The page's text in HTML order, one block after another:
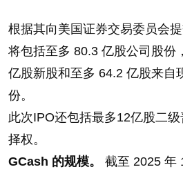
根据其向美国证券交易委员会
将包括至多 80.3 亿股公司股份
亿股新股和至多 64.2 亿股来自
份。
此次IPO还包括最多12亿股二
择权。
GCash 的规模。 截至 2025 年